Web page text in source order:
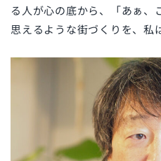
る人が心の底から、「あぁ、
思えるような街づくりを、私